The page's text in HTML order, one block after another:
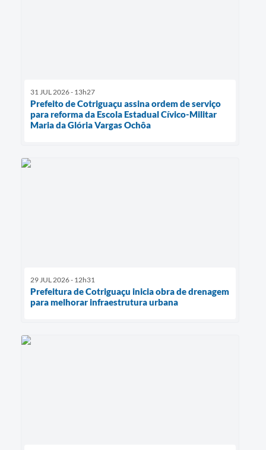
31 JUL 2026 - 13h27
Prefeito de Cotriguaçu assina ordem de serviço
para reforma da Escola Estadual Cívico-Militar
Maria da Glória Vargas Ochôa
29 JUL 2026 - 12h31
Prefeitura de Cotriguaçu inicia obra de drenagem
para melhorar infraestrutura urbana